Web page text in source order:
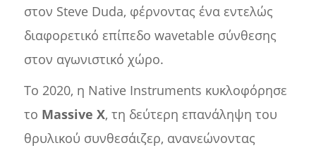
στον Steve Duda, φέρνοντας ένα εντελώς
διαφορετικό επίπεδο wavetable σύνθεσης
στον αγωνιστικό χώρο.
Το 2020, η Native Instruments κυκλοφόρησε
το Massive X, τη δεύτερη επανάληψη του
θρυλικού συνθεσάιζερ, ανανεώνοντας